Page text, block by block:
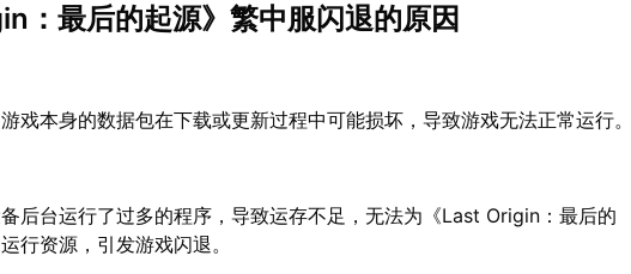
：最后的起源》繁中服闪退的原因
游戏本身的数据包在下载或更新过程中可能损坏，导致游戏无法正常运行。
后台运行了过多的程序，导致运存不足，无法为《Last Origin：最后的
行资源，引发游戏闪退。